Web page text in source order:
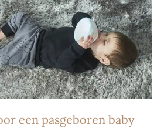
een pasgeboren baby